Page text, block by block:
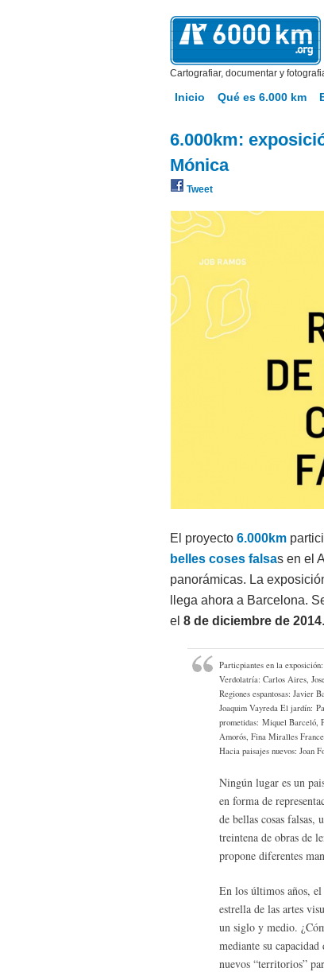
Cartografiar, documentar y
Inicio Qué es 6.000 km
6.000km:
Mónica
Tweet
El proyecto 6.000km
belles coses falsas en el
panorámicas. La
llega ahora a Barcelona.
el 8 de diciembre de 2014.
Particpiantes en la exposición:
Verdolatría: Carlos Aires,
Regiones espantosas: Javier
Joaquim Vayreda El jardín:
prometidas: Miquel Barceló,
Amorós, Fina Miralles
Hacia paisajes nuevos: Joan
Ningún lugar es un
en forma de
de bellas cosas falsas,
treintena de obras de
propone diferentes
En los últimos años,
estrella de las artes
un siglo y medio.
mediante su
nuevos “territorios”